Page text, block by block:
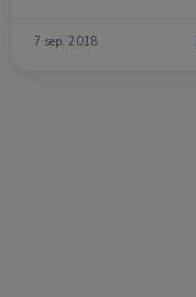
7 sep. 2018